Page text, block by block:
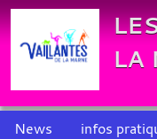
LA
News infos
Panneau de gestion